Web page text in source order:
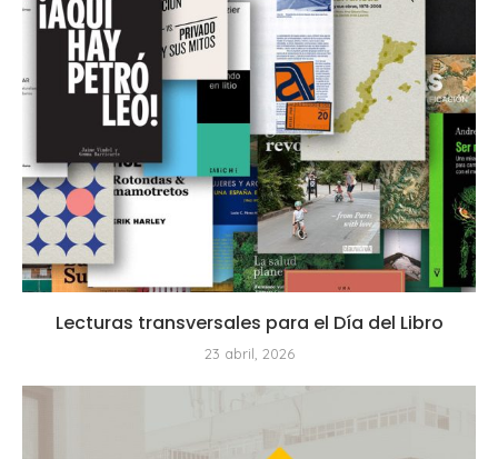
Lecturas transversales para el Día del Libro
23 abril, 2026